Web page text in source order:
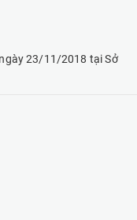
23/11/2018 tại Sở